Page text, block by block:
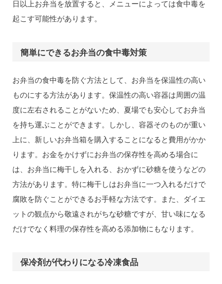
日以上お弁当を放置すると、メニューによっては食中毒を
起こす可能性があります。
簡単にできるお弁当の食中毒対策
お弁当の食中毒を防ぐ方法として、お弁当を保温性の高い
ものにする方法があります。保温性の高い容器は周囲の温
度に左右されることがないため、夏場でも安心してお弁当
を持ち運ぶことができます。しかし、容器そのものが重い
上に、新しいお弁当箱を購入することになると費用がかか
ります。お金をかけずにお弁当の保存性を高める場合に
は、お弁当に梅干しを入れる、おかずに砂糖を使うなどの
方法があります。特に梅干しはお弁当に一つ入れるだけで
腐敗を防ぐことができるお手軽な方法です。また、ダイエ
ットの観点から敬遠されがちな砂糖ですが、甘い味になる
だけでなく料理の保存性を高める添加物にもなります。
保冷剤が代わりになる冷凍食品